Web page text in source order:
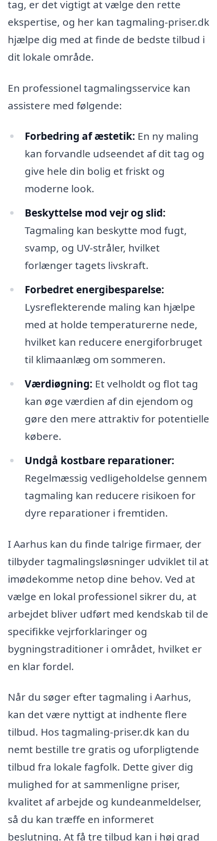
tag, er det vigtigt at vælge den rette
ekspertise, og her kan tagmaling-priser.dk
hjælpe dig med at finde de bedste tilbud i
dit lokale område.
En professionel tagmalingsservice kan
assistere med følgende:
Forbedring af æstetik: En ny maling
kan forvandle udseendet af dit tag og
give hele din bolig et friskt og
moderne look.
Beskyttelse mod vejr og slid:
Tagmaling kan beskytte mod fugt,
svamp, og UV-stråler, hvilket
forlænger tagets livskraft.
Forbedret energibesparelse:
Lysreflekterende maling kan hjælpe
med at holde temperaturerne nede,
hvilket kan reducere energiforbruget
til klimaanlæg om sommeren.
Værdiøgning: Et velholdt og flot tag
kan øge værdien af din ejendom og
gøre den mere attraktiv for potentielle
købere.
Undgå kostbare reparationer:
Regelmæssig vedligeholdelse gennem
tagmaling kan reducere risikoen for
dyre reparationer i fremtiden.
I Aarhus kan du finde talrige firmaer, der
tilbyder tagmalingsløsninger udviklet til at
imødekomme netop dine behov. Ved at
vælge en lokal professionel sikrer du, at
arbejdet bliver udført med kendskab til de
specifikke vejrforklaringer og
bygningstraditioner i området, hvilket er
en klar fordel.
Når du søger efter tagmaling i Aarhus,
kan det være nyttigt at indhente flere
tilbud. Hos tagmaling-priser.dk kan du
nemt bestille tre gratis og uforpligtende
tilbud fra lokale fagfolk. Dette giver dig
mulighed for at sammenligne priser,
kvalitet af arbejde og kundeanmeldelser,
så du kan træffe en informeret
beslutning. At få tre tilbud kan i høj grad